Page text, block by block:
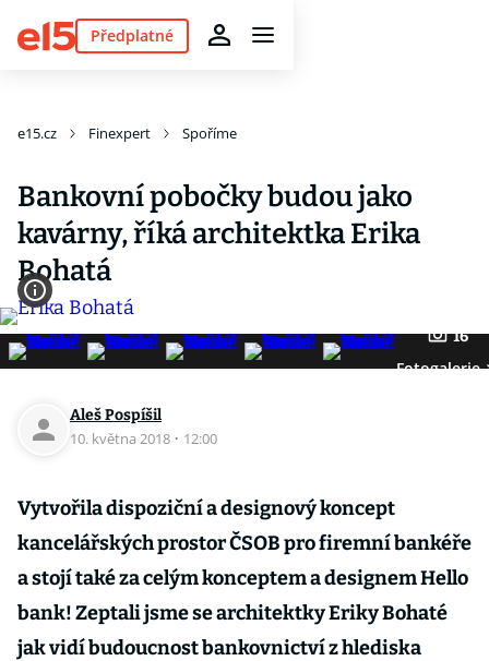
Předplatné
e15.cz Finexpert Spoříme
Bankovní pobočky budou jako
kavárny, říká architektka Erika
Bohatá
16
Fotogalerie
Aleš Pospíšil
10. května 2018 · 12:00
Vytvořila dispoziční a designový koncept
kancelářských prostor ČSOB pro firemní bankéře
a stojí také za celým konceptem a designem Hello
bank! Zeptali jsme se architektky Eriky Bohaté
jak vidí budoucnost bankovnictví z hlediska